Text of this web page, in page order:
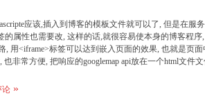
应该,插入到博客的模板文件就可以了, 但是在服
的属性也需要改, 这样的话,就很容易使本身的博客程
, 用<iframe>标签可以达到嵌入页面的效果, 也就是页
也非常方便, 把响应的googlemap api放在一个html文件
论